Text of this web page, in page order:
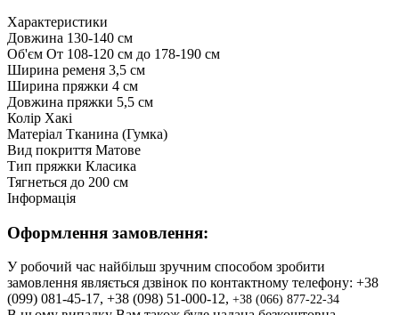
Характеристики
Довжина 130-140 см
Об'єм От 108-120 см до 178-190 см
Ширина ременя 3,5 см
Ширина пряжки 4 см
Довжина пряжки 5,5 см
Колір Хакі
Матеріал Тканина (Гумка)
Вид покриття Матове
Тип пряжки Класика
Тягнеться до 200 см
Інформація
Оформлення замовлення:
У робочий час найбільш зручним способом зробити
замовлення являється дзвінок по контактному телефону: +38
(099) 081-45-17, +38 (098) 51-000-12, +38 (066) 877-22-34